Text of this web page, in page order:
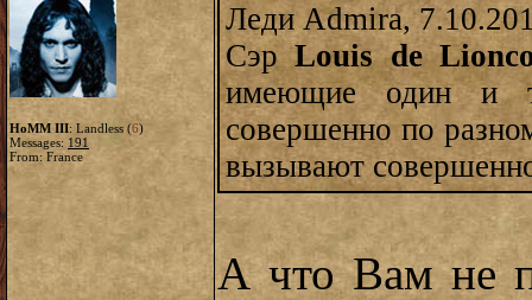
HoMM III: Landless (6)
Messages: 191
From: France
Леди Admira,
СэрLouis de
имеющие один и
совершенно по
вызывают
А что Вам не